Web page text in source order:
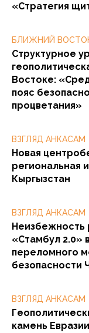
«Стратегия
БЛИЖНИЙ
Структурное
Востоке:
пояс
процветания»
ВЗГЛЯД АНКАСАМ
Новая
региональная
Кыргызстан
ВЗГЛЯД АНКАСАМ
Неизбежность
«Стамбул 2.0»
переломного
безопасности
ВЗГЛЯД АНКАСАМ
камень